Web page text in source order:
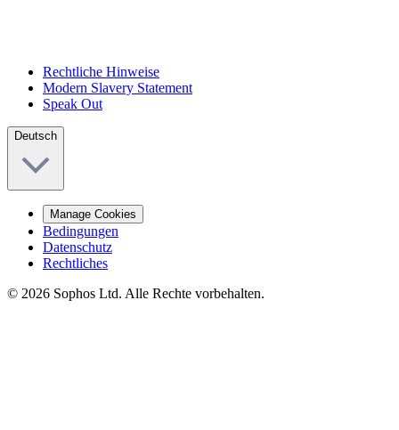
Rechtliche Hinweise
Modern Slavery Statement
Speak Out
Deutsch
Manage Cookies
Bedingungen
Datenschutz
Rechtliches
© 2026 Sophos Ltd. Alle Rechte vorbehalten.